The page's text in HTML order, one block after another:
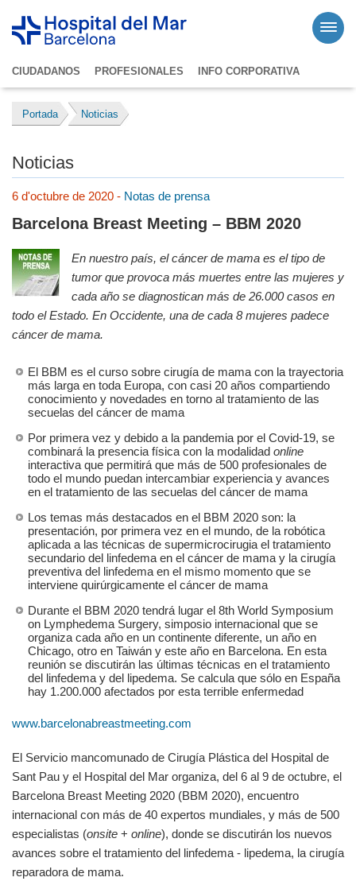
CIUDADANOS PROFESIONALES INFO CORPORATIVA
Portada Noticias
Noticias
6 d'octubre de 2020 - Notas de prensa
Barcelona Breast Meeting – BBM 2020
En nuestro país, el cáncer de mama es el tipo de
tumor que provoca más muertes entre las mujeres y
cada año se diagnostican más de 26.000 casos en
todo el Estado. En Occidente, una de cada 8 mujeres padece
cáncer de mama.
El BBM es el curso sobre cirugía de mama con la trayectoria
más larga en toda Europa, con casi 20 años compartiendo
conocimiento y novedades en torno al tratamiento de las
secuelas del cáncer de mama
Por primera vez y debido a la pandemia por el Covid-19, se
combinará la presencia física con la modalidad online
interactiva que permitirá que más de 500 profesionales de
todo el mundo puedan intercambiar experiencia y avances
en el tratamiento de las secuelas del cáncer de mama
Los temas más destacados en el BBM 2020 son: la
presentación, por primera vez en el mundo, de la robótica
aplicada a las técnicas de supermicrocirugia el tratamiento
secundario del linfedema en el cáncer de mama y la cirugía
preventiva del linfedema en el mismo momento que se
interviene quirúrgicamente el cáncer de mama
Durante el BBM 2020 tendrá lugar el 8th World Symposium
on Lymphedema Surgery, simposio internacional que se
organiza cada año en un continente diferente, un año en
Chicago, otro en Taiwán y este año en Barcelona. En esta
reunión se discutirán las últimas técnicas en el tratamiento
del linfedema y del lipedema. Se calcula que sólo en España
hay 1.200.000 afectados por esta terrible enfermedad
www.barcelonabreastmeeting.com
El Servicio mancomunado de Cirugía Plástica del Hospital de
Sant Pau y el Hospital del Mar organiza, del 6 al 9 de octubre, el
Barcelona Breast Meeting 2020 (BBM 2020), encuentro
internacional con más de 40 expertos mundiales, y más de 500
especialistas (onsite + online), donde se discutirán los nuevos
avances sobre el tratamiento del linfedema - lipedema, la cirugía
reparadora de mama.